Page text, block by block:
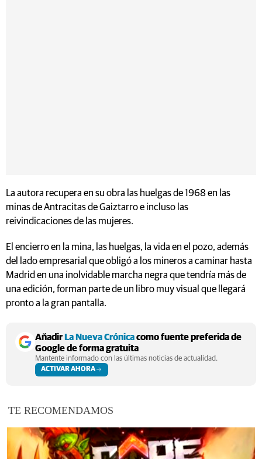
La autora recupera en su obra las huelgas de 1968 en las
minas de Antracitas de Gaiztarro e incluso las
reivindicaciones de las mujeres.
El encierro en la mina, las huelgas, la vida en el pozo, además
del lado empresarial que obligó a los mineros a caminar hasta
Madrid en una inolvidable marcha negra que tendría más de
una edición, forman parte de un libro muy visual que llegará
pronto a la gran pantalla.
AñadirLa Nueva Crónicacomo fuente preferida de
Google de forma gratuita
Mantente informado con las últimas noticias de actualidad.
ACTIVAR AHORA
TE RECOMENDAMOS